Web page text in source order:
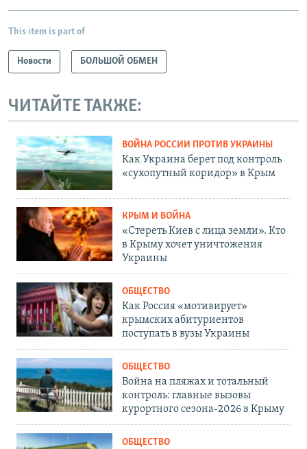
This item is part of
Новости БОЛЬШОЙ ОБМЕН
ЧИТАЙТЕ ТАКЖЕ:
ВОЙНА РОССИИ ПРОТИВ УКРАИНЫ
Как Украина берет под контроль
«сухопутный коридор» в Крым
КРЫМ И ВОЙНА
«Стереть Киев с лица земли». Кто
в Крыму хочет уничтожения
Украины
ОБЩЕСТВО
Как Россия «мотивирует»
крымских абитуриентов
поступать в вузы Украины
ОБЩЕСТВО
Война на пляжах и тотальный
контроль: главные вызовы
курортного сезона-2026 в Крыму
ОБЩЕСТВО